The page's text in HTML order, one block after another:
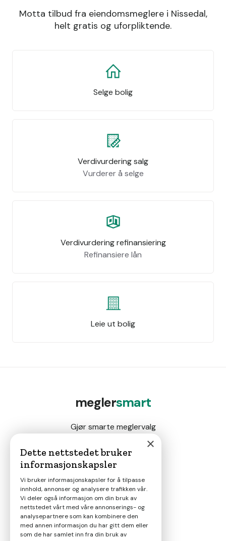
Motta tilbud fra eiendomsmeglere i Nissedal,
helt gratis og uforpliktende.
Selge bolig
Verdivurdering salg
Vurderer å selge
Verdivurdering refinansiering
Refinansiere lån
Leie ut bolig
meglersmart
Gjør smarte meglervalg
Magasin
Nyheter
Om oss
×
Dette nettstedet bruker
informasjonskapsler
Vi bruker informasjonskapsler for å tilpasse
innhold, annonser og analysere trafikken vår.
Vi deler også informasjon om din bruk av
nettstedet vårt med våre annonserings- og
analysepartnere som kan kombinere den
med annen informasjon du har gitt dem eller
som de har samlet inn fra din bruk av